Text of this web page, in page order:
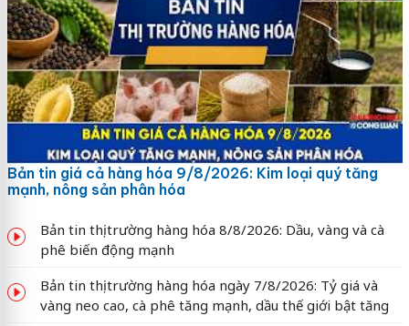
Bản tin giá cả hàng hóa 9/8/2026: Kim loại quý tăng
mạnh, nông sản phân hóa
Bản tin thị trường hàng hóa 8/8/2026: Dầu, vàng và cà
phê biến động mạnh
Bản tin thị trường hàng hóa ngày 7/8/2026: Tỷ giá và
vàng neo cao, cà phê tăng mạnh, dầu thế giới bật tăng